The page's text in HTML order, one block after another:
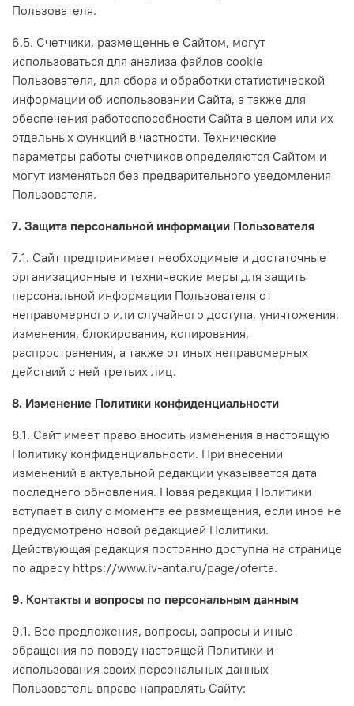
Пользователя.
6.5. Счетчики, размещенные Сайтом, могут
использоваться для анализа файлов cookie
Пользователя, для сбора и обработки статистической
информации об использовании Сайта, а также для
обеспечения работоспособности Сайта в целом или их
отдельных функций в частности. Технические
параметры работы счетчиков определяются Сайтом и
могут изменяться без предварительного уведомления
Пользователя.
7. Защита персональной информации Пользователя
7.1. Сайт предпринимает необходимые и достаточные
организационные и технические меры для защиты
персональной информации Пользователя от
неправомерного или случайного доступа, уничтожения,
изменения, блокирования, копирования,
распространения, а также от иных неправомерных
действий с ней третьих лиц.
8. Изменение Политики конфиденциальности
8.1. Сайт имеет право вносить изменения в настоящую
Политику конфиденциальности. При внесении
изменений в актуальной редакции указывается дата
последнего обновления. Новая редакция Политики
вступает в силу с момента ее размещения, если иное не
предусмотрено новой редакцией Политики.
Действующая редакция постоянно доступна на странице
по адресу https://www.iv-anta.ru/page/oferta.
9. Контакты и вопросы по персональным данным
9.1. Все предложения, вопросы, запросы и иные
обращения по поводу настоящей Политики и
использования своих персональных данных
Пользователь вправе направлять Сайту: